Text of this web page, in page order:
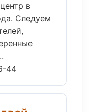
в
Следуем
44